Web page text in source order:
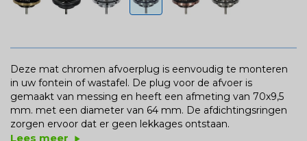
Deze mat chromen afvoerplug is eenvoudig te monteren
in uw fontein of wastafel. De plug voor de afvoer is
gemaakt van messing en heeft een afmeting van 70x9,5
mm. met een diameter van 64 mm. De afdichtingsringen
zorgen ervoor dat er geen lekkages ontstaan.
Lees meer play_arrow